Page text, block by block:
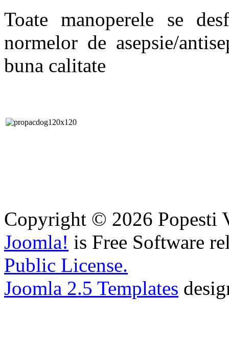
Toate manoperele se
normelor de asepsie/
buna calitate
Copyright © 2026 Popesti
Joomla! is Free Software
Public License.
Joomla 2.5 Templates